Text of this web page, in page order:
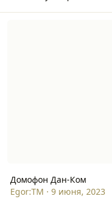
Домофон Дан-Ком
Egor:TM · 9 июня, 2023